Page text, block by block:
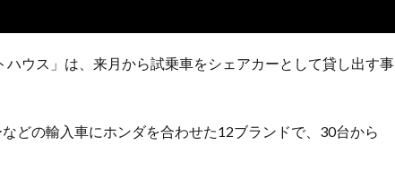
ウス」は、来月から試乗車をシェアカーとして貸し出す事
どの輸入車にホンダを合わせた12ブランドで、30台から